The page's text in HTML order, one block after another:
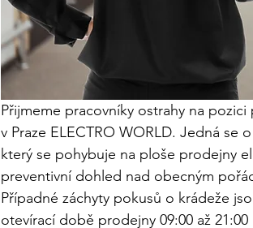
Přijmeme pracovníky ostrahy na
v Praze ELECTRO WORLD. Jedná
který se pohybuje na ploše prodejny
preventivní dohled nad obecným
Případné záchyty pokusů o krádeže
otevírací době prodejny 09:00 až